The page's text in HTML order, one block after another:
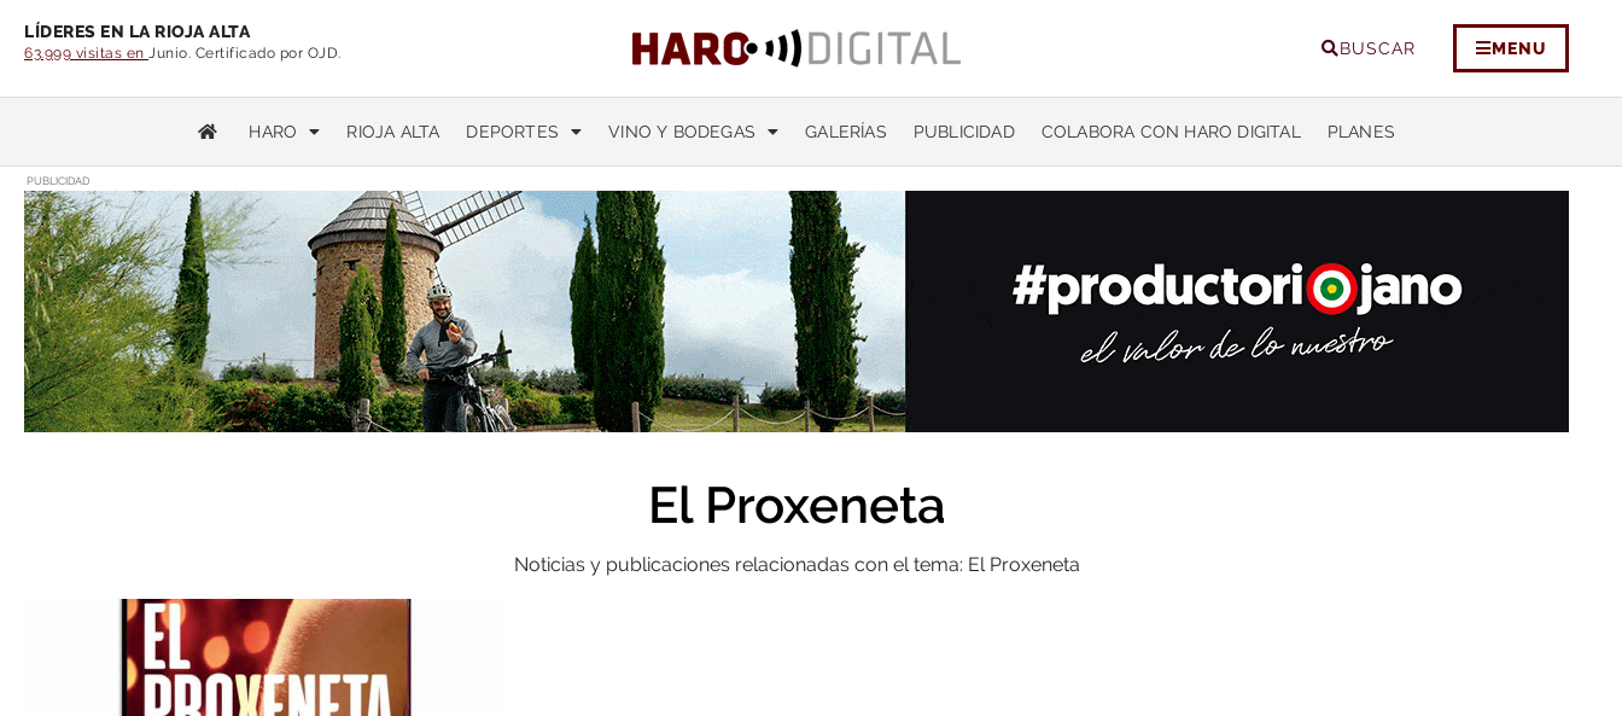
LÍDERES EN LA RIOJA ALTA
63.999 visitas en Junio. Certificado por OJD. BUSCAR MENU
HARO RIOJA ALTA DEPORTES VINO Y BODEGAS GALERÍAS PUBLICIDAD COLABORA CON HARO DIGITAL PLANES
PUBLICIDAD
El Proxeneta
Noticias y publicaciones relacionadas con el tema: El Proxeneta